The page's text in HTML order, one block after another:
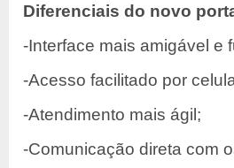
Diferenciais do novo
-Interface mais amigável e
-Acesso facilitado por
-Atendimento mais ágil;
-Comunicação direta com